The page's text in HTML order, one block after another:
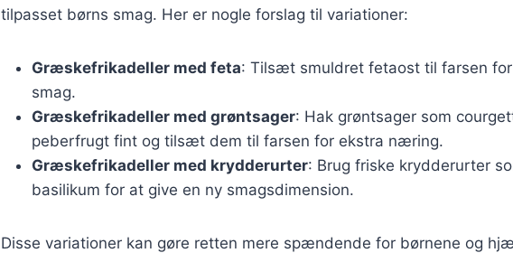
tilpasset børns smag. Her er nogle forslag til variationer:
Græskefrikadeller med feta: Tilsæt smuldret fetaost til farsen
smag.
Græskefrikadeller med grøntsager: Hak grøntsager som
peberfrugt fint og tilsæt dem til farsen for ekstra næring.
Græskefrikadeller med krydderurter: Brug friske krydderurter
basilikum for at give en ny smagsdimension.
Disse variationer kan gøre retten mere spændende for børnene og